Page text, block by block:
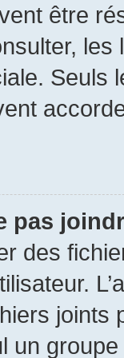
être
Seuls
pas
des
un